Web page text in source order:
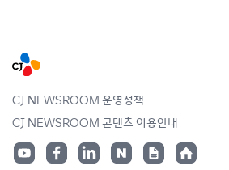
CJ NEWSROOM 운영정책
CJ NEWSROOM 콘텐츠 이용안내